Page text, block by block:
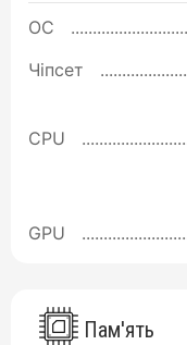
ОС
Чіпсет
CPU
GPU
Пам'ять